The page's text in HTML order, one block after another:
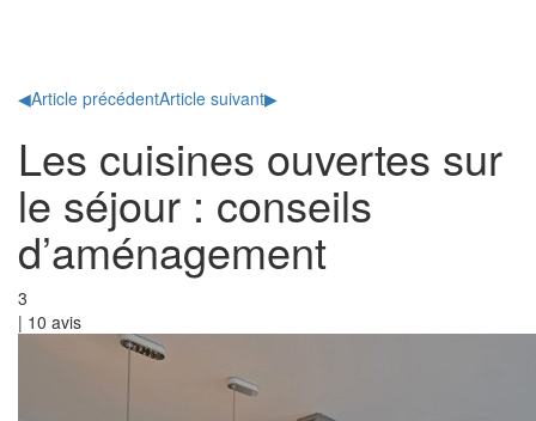
◀Article précédentArticle suivant▶
Les cuisines ouvertes sur
le séjour : conseils
d’aménagement
3
| 10 avis